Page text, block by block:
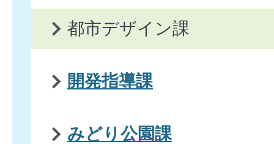
都市デザイン課
開発指導課
みどり公園課